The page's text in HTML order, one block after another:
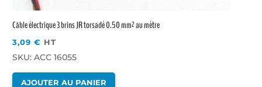
Câble électrique 3 brins JR torsadé 0.50 mm² au mètre
3,09€ HT
SKU: ACC 16055
AJOUTER AU PANIER